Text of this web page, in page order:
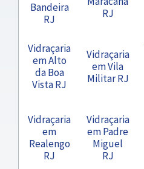
Bandeira
RJ
RJ
Vidraçaria
em Alto
da Boa
Vista RJ
Vidraçaria
em Vila
Militar RJ
Vidraçaria
em
Realengo
RJ
Vidraçaria
em Padre
Miguel
RJ